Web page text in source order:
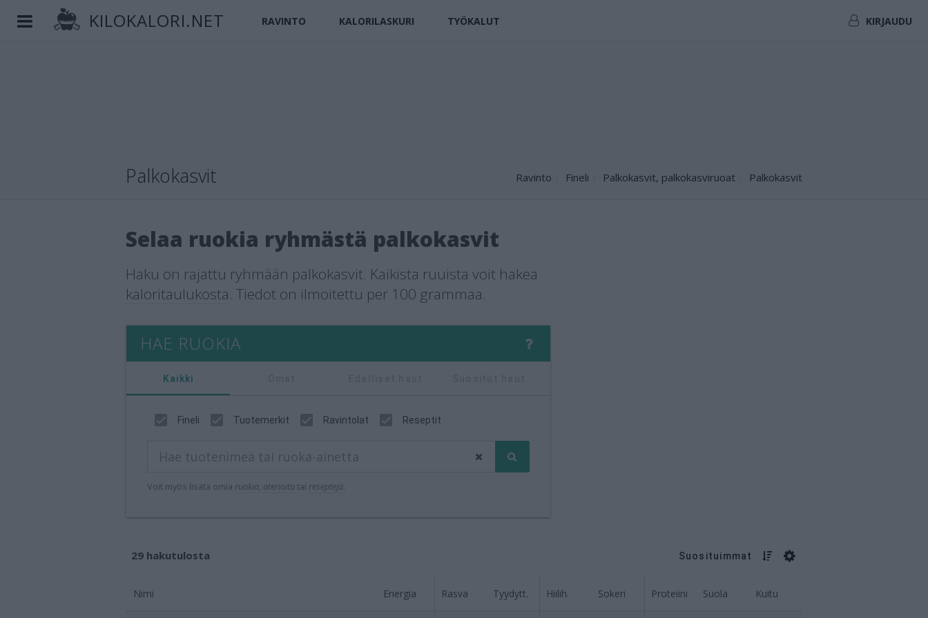
KILOKALORI.NET RAVINTO KALORILASKURI TYÖKALUT KIRJAUDU
Palkokasvit Ravinto Fineli Palkokasvit, palkokasviruoat Palkokasvit
Selaa ruokia ryhmästä palkokasvit
Haku on rajattu ryhmään palkokasvit. Kaikista ruuista voit hakea
kaloritaulukosta. Tiedot on ilmoitettu per 100 grammaa.
HAE RUOKIA
Kaikki
Fineli Tuotemerkit Ravintolat Reseptit
Voit myös lisätä omia ruokia, aterioitatai reseptejä.
29 hakutulosta Suosituimmat
Nimi
Ruoka Energia Rasva Tyydytt. Hiilih. Sokeri Proteiini Suola Kuitu